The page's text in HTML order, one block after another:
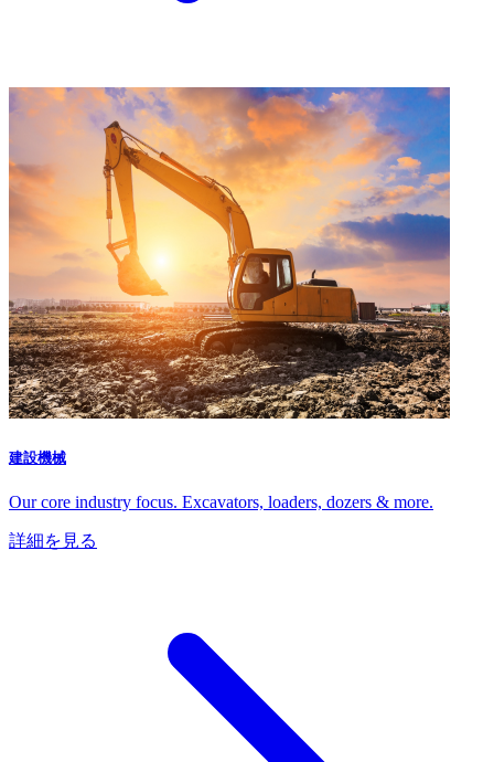
建設機械
Our core industry focus. Excavators, loaders, dozers & more.
詳細を見る